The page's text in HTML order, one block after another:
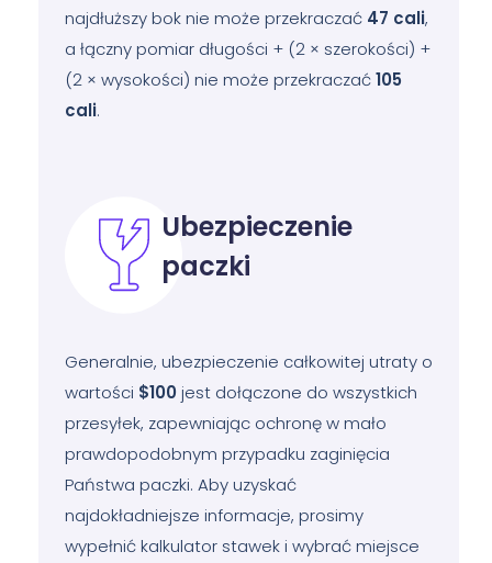
najdłuższy bok nie może przekraczać 47 cali,
a łączny pomiar długości + (2 × szerokości) +
(2 × wysokości) nie może przekraczać105
cali.
Ubezpieczenie
paczki
Generalnie, ubezpieczenie całkowitej utraty o
wartości $100jest dołączone do wszystkich
przesyłek, zapewniając ochronę w mało
prawdopodobnym przypadku zaginięcia
Państwa paczki. Aby uzyskać
najdokładniejsze informacje, prosimy
wypełnić kalkulator stawek i wybrać miejsce